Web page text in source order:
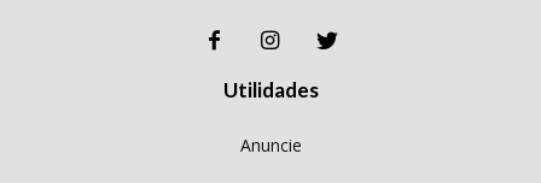
Utilidades
Anuncie